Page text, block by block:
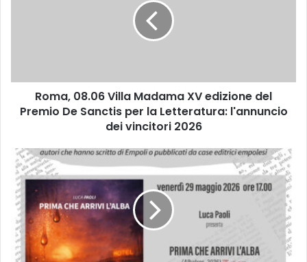
0
M
a
m
a
Roma, 08.06 Villa Madama XV edizione del
Premio De Sanctis per la Letteratura: l'annuncio
dei vincitori 2026
M
O